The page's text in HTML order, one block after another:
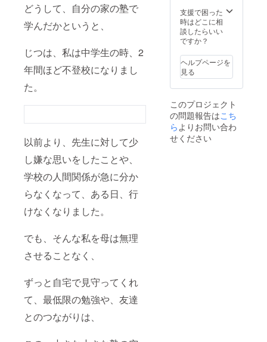
どうして、自分の家の塾で
学んだかというと、
じつは、私は中学生の時、2
年間ほど不登校になりまし
た。
以前より、先生に対して少
し嫌な思いをしたことや、
学校の人間関係が急に分か
らなくなって、ある日、行
けなくなりました。
でも、そんな私を母は無理
させることなく、
ずっと自宅で見守ってくれ
て、最低限の勉強や、友達
とのつながりは、
つ、
あたたかい
お家のよう
に、
やさしく、
真剣に向き
よ、と
いう方
は備考
欄にて
せくだ
さい。
＊＊＊
リター
数選択
が可能
です。
《応援
＋〇
間づく
りの仕
方 など
など こ
不登校
のご家
庭に限
りませ
で、
奮って
ご参加
お待ち
してお
支援で困った
時はどこに相
談したらいい
ですか？
ヘルプページを
見る
このプロジェクト
の問題報告はこち
ら よりお問い合わ
せください